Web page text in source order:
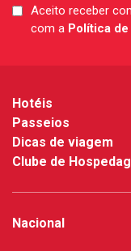
LGPDAceito receber
com a Política
Hotéis
Passeios
Dicas de viagem
Clube de
Nacional